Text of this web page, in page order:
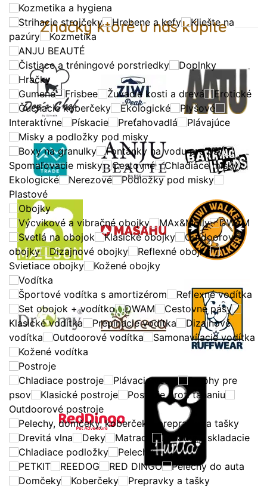
Kozmetika a hygiena
Strihacie strojčeky
Hrebene a kefy
Kliešte na
pazúry
Kozmetika
ANJU BEAUTÉ
Čistiace a tréningové porstriedky
Doplnky
Hračky
Gumené
Frisbee Žuvacie kosti a drevá
Erotické
Čuchacie koberčeky
Ekologické
Plyšové
Interaktívne
Pískacie Preťahovadlá
Plávajúce
Misky a podložky pod misky
Boxy na granulky
Fontánky na vodu pre psy
Spomaľovacie misky
Cestovné
Chladiace misky
Ekologické
Nerezové
Podložky pod misky
Plastové
Obojky
Výcvikové a vibračné obojky
MAx&Molly
DWAM
Svetlá na obojok
Klasické obojky
Outdoorové
obojky
Dizajnové obojky
Reflexné obojky
Svietiace obojky
Kožené obojky
Vodítka
Športové vodítka s amortizérom
Reflexné vodítka
Set obojok + vodítko
DWAM
Cestovné pásy
Klasické vodítka
Prepínacie vodítka
Dizajnové
vodítka
Outdoorové vodítka
Samonavíjacie vodítka
Kožené vodítka
Postroje
Chladiace postroje
Plávacie vesty
Batohy pre
psov
Klasické postroje
Postroje proti ťahaniu
Outdoorové postroje
Pelechy, domčeky, koberčeky, prepravky a tašky
Drevitá vlna
Deky Matrace
Lehátka - skladacie
Chladiace podložky
Pelechy
PETKIT
REEDOG RED DINGO
Pelechy do auta
Domčeky
Koberčeky
Prepravky a tašky
Značky ktoré u nás kúpite